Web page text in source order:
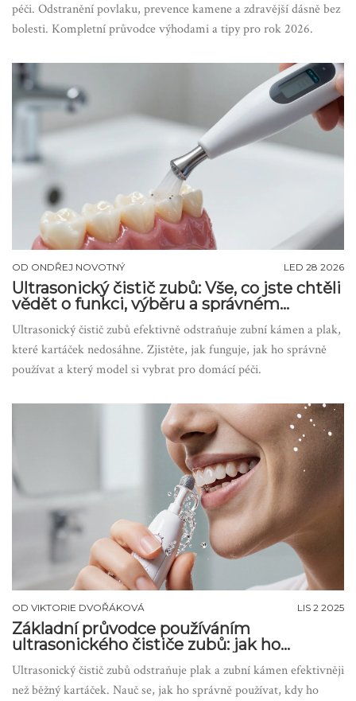
péči. Odstranění povlaku, prevence kamene a zdravější dásně bez
bolesti. Kompletní průvodce výhodami a tipy pro rok 2026.
OD ONDŘEJ NOVOTNÝ LED 28 2026
Ultrasonický čistič zubů: Vše, co jste chtěli
vědět o funkci, výběru a správném
používání
Ultrasonický čistič zubů efektivně odstraňuje zubní kámen a plak,
které kartáček nedosáhne. Zjistěte, jak funguje, jak ho správně
používat a který model si vybrat pro domácí péči.
OD VIKTORIE DVOŘÁKOVÁ LIS 2 2025
Základní průvodce používáním
ultrasonického čističe zubů: jak ho
správně používat a proč to stojí za to
Ultrasonický čistič zubů odstraňuje plak a zubní kámen efektivněji
než běžný kartáček. Nauč se, jak ho správně používat, kdy ho